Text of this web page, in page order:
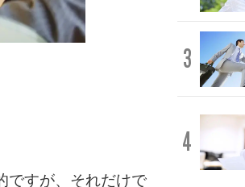
ですが、それだけで
3
4